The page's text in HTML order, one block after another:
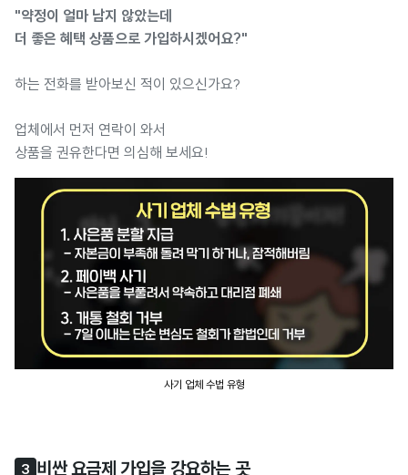
"약정이 얼마 남지 않았는데
더 좋은 혜택 상품으로 가입하시겠어요?"
하는 전화를 받아보신 적이 있으신가요?
업체에서 먼저 연락이 와서
상품을 권유한다면 의심해 보세요!
사기 업체 수법 유형
3 비싼 요금제 가입을 강요하는 곳